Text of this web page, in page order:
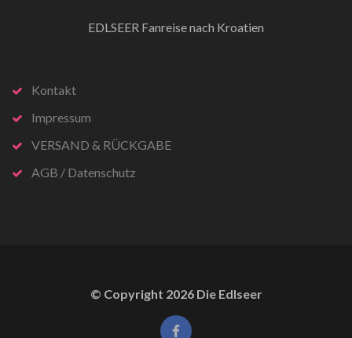
EDLSEER Fanreise nach Kroatien
Kontakt
Impressum
VERSAND & RÜCKGABE
AGB / Datenschutz
© Copyright 2026Die Edlseer